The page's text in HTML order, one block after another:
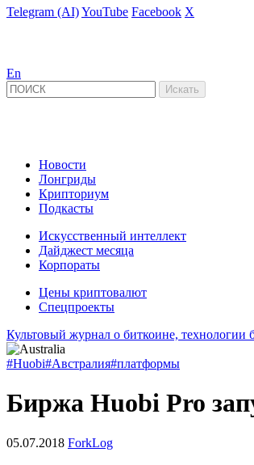
Telegram (AI)YouTube Facebook X
En
Новости
Лонгриды
Крипториум
Подкасты
Искусственный интеллект
Дайджест месяца
Корпораты
Цены криптовалют
Спецпроекты
Культовый журнал о биткоине, технологии
#Huobi#Австралия#платформы
Биржа Huobi Pro
05.07.2018 ForkLog